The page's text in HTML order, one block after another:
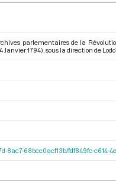
parlementaires de la
Janvier 1794) , sous la direction de
8ac7-68bcc0acf13b/fdf849fc-c614-